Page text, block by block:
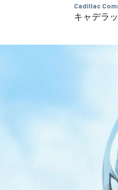
Cadillac
キャデラ